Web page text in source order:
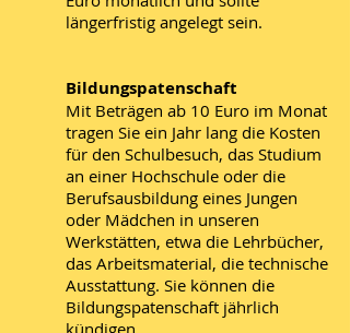
längerfristig angelegt sein.
Bildungspatenschaft
Mit Beträgen ab 10 Euro im Monat
tragen Sie ein Jahr lang die Kosten
für den Schulbesuch, das Studium
an einer Hochschule oder die
Berufsausbildung eines Jungen
oder Mädchen in unseren
Werkstätten, etwa die Lehrbücher,
das Arbeitsmaterial, die technische
Ausstattung. Sie können die
Bildungspatenschaft jährlich
kündigen.